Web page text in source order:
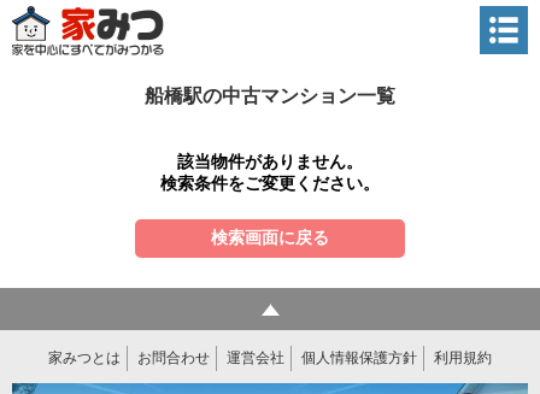
船橋駅の中古マンション一覧
該当物件がありません。
検索条件をご変更ください。
検索画面に戻る
家みつとは お問合わせ 運営会社 個人情報保護方針 利用規約